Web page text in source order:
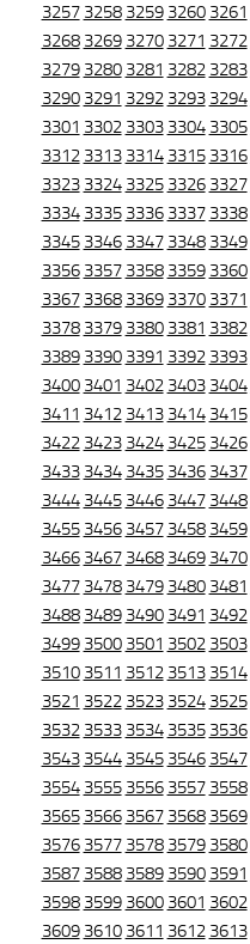
3257 3258 3259 3260 3261
3268 3269 3270 3271 3272
3279 3280 3281 3282 3283
3290 3291 3292 3293 3294
3301 3302 3303 3304 3305
3312 3313 3314 3315 3316
3323 3324 3325 3326 3327
3334 3335 3336 3337 3338
3345 3346 3347 3348 3349
3356 3357 3358 3359 3360
3367 3368 3369 3370 3371
3378 3379 3380 3381 3382
3389 3390 3391 3392 3393
3400 3401 3402 3403 3404
3411 3412 3413 3414 3415
3422 3423 3424 3425 3426
3433 3434 3435 3436 3437
3444 3445 3446 3447 3448
3455 3456 3457 3458 3459
3466 3467 3468 3469 3470
3477 3478 3479 3480 3481
3488 3489 3490 3491 3492
3499 3500 3501 3502 3503
3510 3511 3512 3513 3514
3521 3522 3523 3524 3525
3532 3533 3534 3535 3536
3543 3544 3545 3546 3547
3554 3555 3556 3557 3558
3565 3566 3567 3568 3569
3576 3577 3578 3579 3580
3587 3588 3589 3590 3591
3598 3599 3600 3601 3602
3609 3610 3611 3612 3613